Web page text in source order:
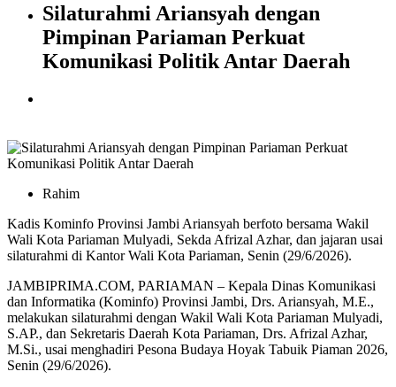
Silaturahmi Ariansyah dengan
Pimpinan Pariaman Perkuat
Komunikasi Politik Antar Daerah
Rahim
Kadis Kominfo Provinsi Jambi Ariansyah berfoto bersama Wakil
Wali Kota Pariaman Mulyadi, Sekda Afrizal Azhar, dan jajaran usai
silaturahmi di Kantor Wali Kota Pariaman, Senin (29/6/2026).
JAMBIPRIMA.COM, PARIAMAN – Kepala Dinas Komunikasi
dan Informatika (Kominfo) Provinsi Jambi, Drs. Ariansyah, M.E.,
melakukan silaturahmi dengan Wakil Wali Kota Pariaman Mulyadi,
S.AP., dan Sekretaris Daerah Kota Pariaman, Drs. Afrizal Azhar,
M.Si., usai menghadiri Pesona Budaya Hoyak Tabuik Piaman 2026,
Senin (29/6/2026).